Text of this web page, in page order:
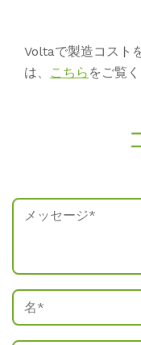
Voltaで製造コスト
は、
こちら をご覧